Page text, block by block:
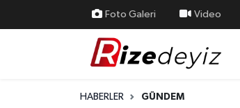
Foto Galeri Video
HABERLER GÜNDEM
Rize Nöbetçi Eczaneler